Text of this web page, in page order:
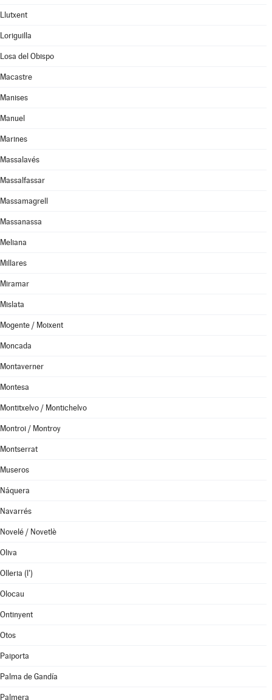
Llutxent
Loriguilla
Losa del Obispo
Macastre
Manises
Manuel
Marines
Massalavés
Massalfassar
Massamagrell
Massanassa
Meliana
Millares
Miramar
Mislata
Mogente / Moixent
Moncada
Montaverner
Montesa
Montitxelvo / Montichelvo
Montroi / Montroy
Montserrat
Museros
Náquera
Navarrés
Novelé / Novetlè
Oliva
Olleria (l')
Olocau
Ontinyent
Otos
Paiporta
Palma de Gandía
Palmera